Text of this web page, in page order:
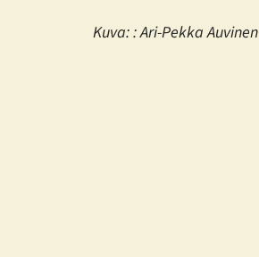
Kuva: : Ari-Pekka Auvinen